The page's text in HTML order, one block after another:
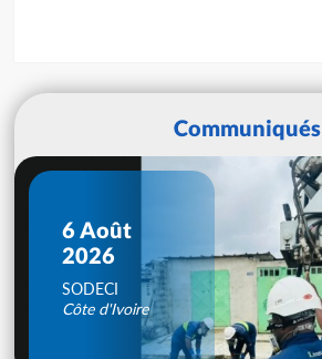
Communiqués
6 Août
2026
SODECI
Côte d'Ivoire